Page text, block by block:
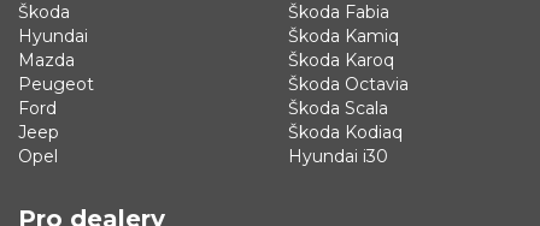
Škoda
Hyundai
Mazda
Peugeot
Ford
Jeep
Opel
Škoda Fabia
Škoda Kamiq
Škoda Karoq
Škoda Octavia
Škoda Scala
Škoda Kodiaq
Hyundai i30
Pro dealery